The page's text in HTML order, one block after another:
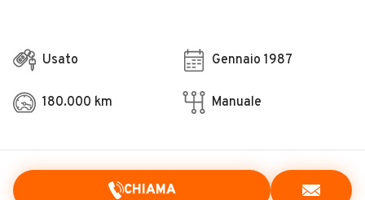
Usato Gennaio 1987
180.000 km Manuale
CHIAMA